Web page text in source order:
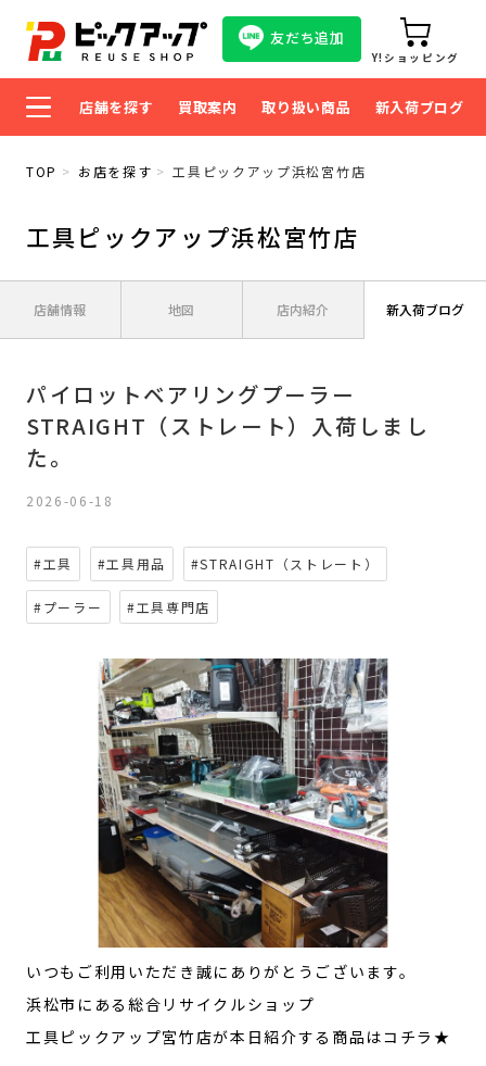
友だち追加
Y!ショッピング
店舗を探す 買取案内 取り扱い商品 新入荷ブログ
TOP お店を探す 工具ピックアップ浜松宮竹店
工具ピックアップ浜松宮竹店
店舗情報 地図 店内紹介 新入荷ブログ
パイロットベアリングプーラー
STRAIGHT（ストレート）入荷しまし
た。
2026-06-18
#工具 #工具用品 #STRAIGHT（ストレート）
#プーラー #工具専門店
いつもご利用いただき誠にありがとうございます。
浜松市にある総合リサイクルショップ
工具ピックアップ宮竹店が本日紹介する商品はコチラ★